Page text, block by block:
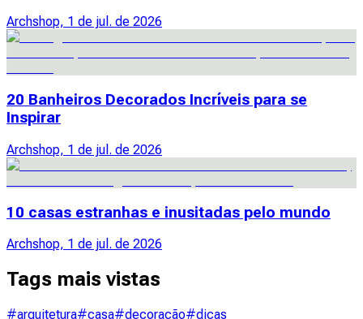
Archshop, 1 de jul. de 2026
20 Banheiros Decorados Incríveis para se
Inspirar
Archshop, 1 de jul. de 2026
10 casas estranhas e inusitadas pelo mundo
Archshop, 1 de jul. de 2026
Tags mais vistas
#arquitetura#casa#decoração#dicas